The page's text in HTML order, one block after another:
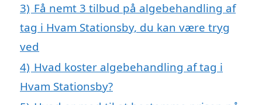
3) Få nemt 3 tilbud på algebehandling af
tag i Hvam Stationsby, du kan være tryg
ved
4) Hvad koster algebehandling af tag i
Hvam Stationsby?